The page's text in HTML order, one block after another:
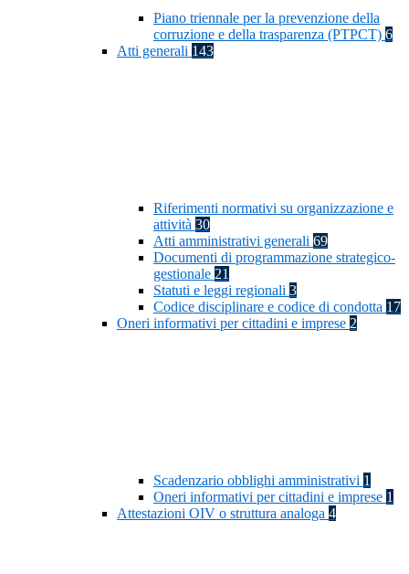
Piano triennale per la prevenzione della
corruzione e della trasparenza (PTPCT) 6
Atti generali 143
Riferimenti normativi su organizzazione e
attività 30
Atti amministrativi generali 69
Documenti di programmazione strategico-
gestionale 21
Statuti e leggi regionali 3
Codice disciplinare e codice di condotta 17
Oneri informativi per cittadini e imprese 2
Scadenzario obblighi amministrativi 1
Oneri informativi per cittadini e imprese 1
Attestazioni OIV o struttura analoga 4